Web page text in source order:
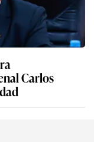
Carlos